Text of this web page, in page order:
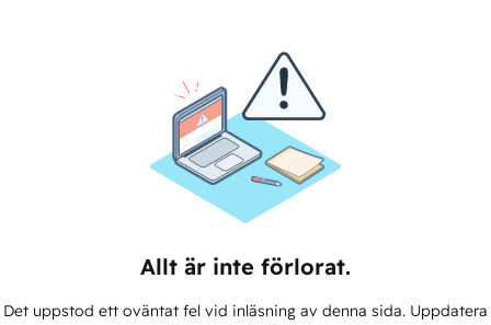
Allt är inte förlorat.
Det uppstod ett oväntat fel vid inläsning av denna sida. Uppdatera